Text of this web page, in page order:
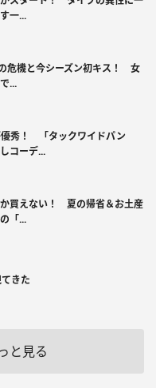
一...
危機と今シーズン初キス！ 女
...
秀！ 「タックワイドパン
コーデ...
買えない！ 夏の帰省＆お土産
「...
きた
と見る